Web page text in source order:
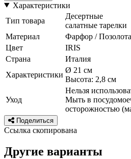
Характеристики
Тип товара
Десертные
салатные тарелки
Материал
Фарфор /
Цвет
IRIS
Страна
Италия
Характеристики
Ø 21 см
Высота: 2,8 см
Уход
Нельзя
Мыть в
осторожностью
Поделиться
Ссылка скопирована
Другие варианты